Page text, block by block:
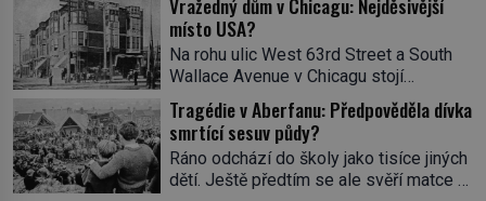
mizejících beze stopy, podivných
světlech, zrádných proudech i mořských
dracích, kteří měli tyto končiny střežit už
v dávných legendách. Je tichomořský
Dračí trojúhelník skutečně prokletým
místem, nebo se zde jen nebezpečná
příroda proměnila v jednu z
nejpůsobivějších námořních záhad? […]
Vražedný dům v Chicagu: Nejděsivější
místo USA?
Na rohu ulic West 63rd Street a South
Wallace Avenue v Chicagu stojí
nenápadná pošta. Nemá žádný speciální
nápis ani pamětní desku. A přesto prý
místní zaměstnanci neradi chodí do
sklepa. Právě tady totiž sídlil sériový
vrah H. H. Holmes a také
Tragédie v Aberfanu: Předpověděla dívka
smrtící sesuv půdy?
Ráno odchází do školy jako tisíce jiných
dětí. Ještě předtím se ale svěří matce s